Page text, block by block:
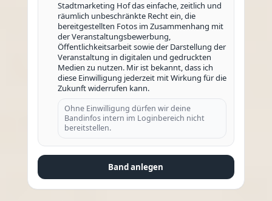
Stadtmarketing Hof das einfache, zeitlich und
räumlich unbeschränkte Recht ein, die
bereitgestellten Fotos im Zusammenhang mit
der Veranstaltungsbewerbung,
Öffentlichkeitsarbeit sowie der Darstellung der
Veranstaltung in digitalen und gedruckten
Medien zu nutzen. Mir ist bekannt, dass ich
diese Einwilligung jederzeit mit Wirkung für die
Zukunft widerrufen kann.
Ohne Einwilligung dürfen wir deine
Bandinfos intern im Loginbereich nicht
bereitstellen.
Band anlegen